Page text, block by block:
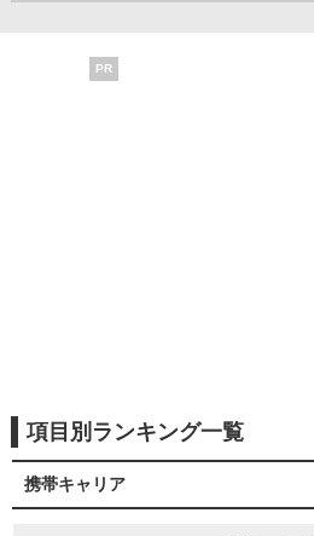
PR
項目別ランキング一覧
携帯キャリア